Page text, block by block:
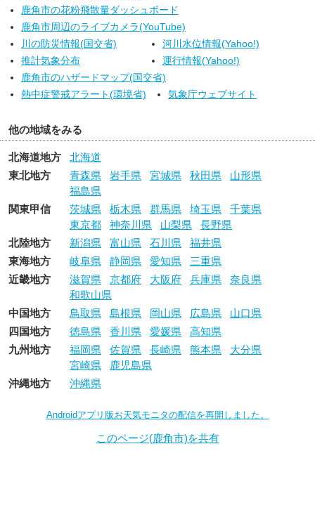
鹿角市の花粉飛散量ダッシュボード
鹿角市周辺のライブカメラ(YouTube)
川の防災情報(国交省)
河川水位情報(Yahoo!)
推計気象分布
運行情報(Yahoo!)
鹿角市のハザードマップ(国交省)
熱中症警戒アラート(環境省)
気象庁ウェブサイト
他の地域をみる
北海道地方
北海道
東北地方
青森県 岩手県 宮城県 秋田県
山形県
福島県
関東甲信
茨城県 栃木県 群馬県 埼玉県
千葉県
東京都
神奈川県 山梨県
長野県
北陸地方
新潟県 富山県 石川県
福井県
東海地方
岐阜県 静岡県 愛知県
三重県
近畿地方
滋賀県 京都府 大阪府 兵庫県
奈良県
和歌山県
中国地方
鳥取県 島根県 岡山県 広島県
山口県
四国地方
徳島県 香川県 愛媛県
高知県
九州地方
福岡県 佐賀県 長崎県 熊本県
大分県
宮崎県
鹿児島県
沖縄地方
沖縄県
Androidアプリ版お天気モニタの配信を再開しました。
このページ(鹿角市)を共有